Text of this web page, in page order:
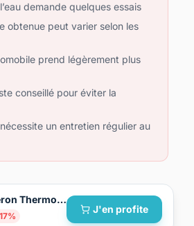
demande quelques essais
obtenue peut varier selon les
prend légèrement plus
conseillé pour éviter la
un entretien régulier au
Nuk Chauffe-biberon Thermo Express Plus
J'en profite